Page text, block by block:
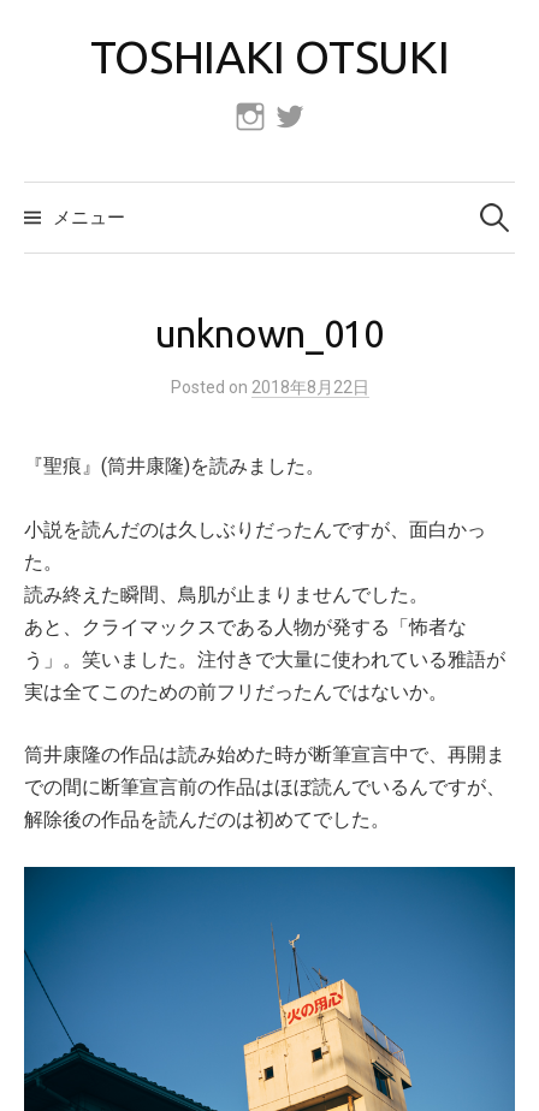
へ
ス
TOSHIAKI OTSUKI
Instagram
メニュー
検
索:
unknown_010
Posted on 2018年8月22日
『聖痕』(筒井康隆)を読みました。
小説を読んだのは久しぶりだったんですが、面白かっ
た。
読み終えた瞬間、鳥肌が止まりませんでした。
あと、クライマックスである人物が発する「怖者な
う」。笑いました。注付きで大量に使われている雅語が
実は全てこのための前フリだったんではないか。
筒井康隆の作品は読み始めた時が断筆宣言中で、再開ま
での間に断筆宣言前の作品はほぼ読んでいるんですが、
解除後の作品を読んだのは初めてでした。